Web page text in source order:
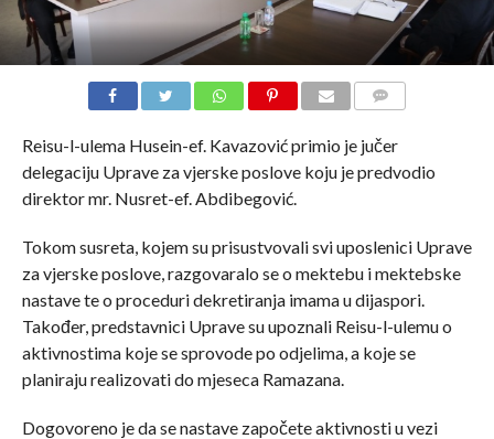
Reisu-l-ulema Husein-ef. Kavazović primio je jučer
delegaciju Uprave za vjerske poslove koju je predvodio
direktor mr. Nusret-ef. Abdibegović.
Tokom susreta, kojem su prisustvovali svi uposlenici Uprave
za vjerske poslove, razgovaralo se o mektebu i mektebske
nastave te o proceduri dekretiranja imama u dijaspori.
Također, predstavnici Uprave su upoznali Reisu-l-ulemu o
aktivnostima koje se sprovode po odjelima, a koje se
planiraju realizovati do mjeseca Ramazana.
Dogovoreno je da se nastave započete aktivnosti u vezi